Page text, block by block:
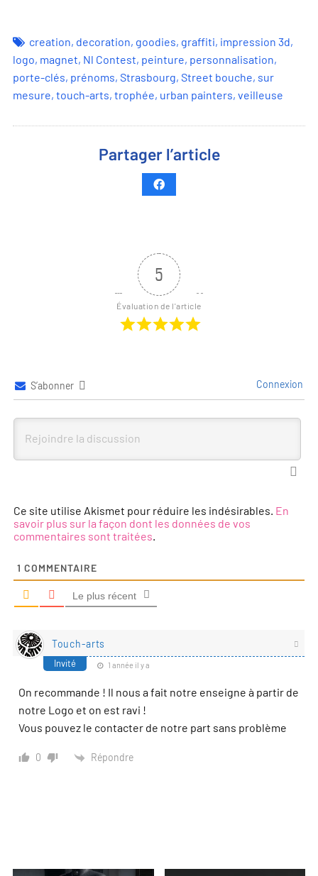
creation, decoration, goodies, graffiti, impression 3d,
logo, magnet, Nl Contest, peinture, personnalisation,
porte-clés, prénoms, Strasbourg, Street bouche, sur
mesure, touch-arts, trophée, urban painters, veilleuse
Partager l’article
5
Évaluation de l'article
S’abonner Connexion
Ce site utilise Akismet pour réduire les indésirables. En
savoir plus sur la façon dont les données de vos
commentaires sont traitées.
1 COMMENTAIRE
Le plus récent
Touch-arts
Invité 1 année il y a
On recommande ! Il nous a fait notre enseigne à partir de
notre Logo et on est ravi !
Vous pouvez le contacter de notre part sans problème
0 Répondre